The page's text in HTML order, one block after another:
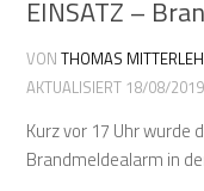
EINSATZ –
VONTHOMAS
AKTUALISIERT 18/08/2019
Kurz vor 17 Uhr wurde
Brandmeldealarm in